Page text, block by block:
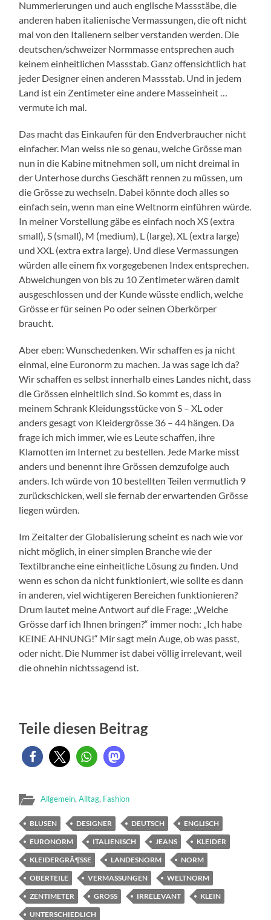
Nummerierungen und auch englische Massstäbe, die
anderen haben italienische Vermassungen, die oft nicht
mal von den Italienern selber verstanden werden. Die
deutschen/schweizer Normmasse entsprechen auch
keinem einheitlichen Massstab. Ganz offensichtlich hat
jeder Designer einen anderen Massstab. Und in jedem
Land ist ein Zentimeter eine andere Masseinheit …
vermute ich mal.
Das macht das Einkaufen für den Endverbraucher nicht
einfacher. Man weiss nie so genau, welche Grösse man
nun in die Kabine mitnehmen soll, um nicht dreimal in
der Unterhose durchs Geschäft rennen zu müssen, um
die Grösse zu wechseln. Dabei könnte doch alles so
einfach sein, wenn man eine Weltnorm einführen würde.
In meiner Vorstellung gäbe es einfach noch XS (extra
small), S (small), M (medium), L (large), XL (extra large)
und XXL (extra extra large). Und diese Vermassungen
würden alle einem fix vorgegebenen Index entsprechen.
Abweichungen von bis zu 10 Zentimeter wären damit
ausgeschlossen und der Kunde wüsste endlich, welche
Grösse er für seinen Po oder seinen Oberkörper
braucht.
Aber eben: Wunschedenken. Wir schaffen es ja nicht
einmal, eine Euronorm zu machen. Ja was sage ich da?
Wir schaffen es selbst innerhalb eines Landes nicht, dass
die Grössen einheitlich sind. So kommt es, dass in
meinem Schrank Kleidungsstücke von S – XL oder
anders gesagt von Kleidergrösse 36 – 44 hängen. Da
frage ich mich immer, wie es Leute schaffen, ihre
Klamotten im Internet zu bestellen. Jede Marke misst
anders und benennt ihre Grössen demzufolge auch
anders. Ich würde von 10 bestellten Teilen vermutlich 9
zurückschicken, weil sie fernab der erwartenden Grösse
liegen würden.
Im Zeitalter der Globalisierung scheint es nach wie vor
nicht möglich, in einer simplen Branche wie der
Textilbranche eine einheitliche Lösung zu finden. Und
wenn es schon da nicht funktioniert, wie sollte es dann
in anderen, viel wichtigeren Bereichen funktionieren?
Drum lautet meine Antwort auf die Frage: „Welche
Grösse darf ich Ihnen bringen?“ immer noch: „Ich habe
KEINE AHNUNG!“ Mir sagt mein Auge, ob was passt,
oder nicht. Die Nummer ist dabei völlig irrelevant, weil
die ohnehin nichtssagend ist.
Teile diesen Beitrag
Allgemein,Alltag, Fashion
BLUSEN DESIGNER DEUTSCH
ENGLISCH
EURONORM
ITALIENISCH JEANS
KLEIDER
KLEIDERGRÃ¶SSE
LANDESNORM
NORM
OBERTEILE
VERMASSUNGEN
WELTNORM
ZENTIMETER
GROSS IRRELEVANT
KLEIN
UNTERSCHIEDLICH